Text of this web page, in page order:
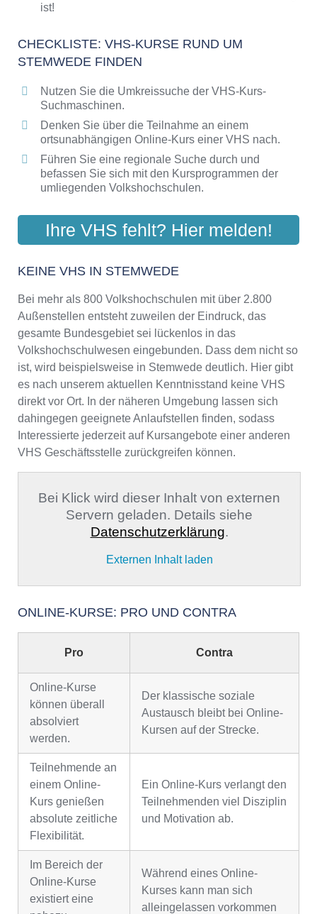
ist!
CHECKLISTE: VHS-KURSE RUND UM
STEMWEDE FINDEN
Nutzen Sie die Umkreissuche der VHS-Kurs-
Suchmaschinen.
Denken Sie über die Teilnahme an einem
ortsunabhängigen Online-Kurs einer VHS nach.
Führen Sie eine regionale Suche durch und
befassen Sie sich mit den Kursprogrammen der
umliegenden Volkshochschulen.
Ihre VHS fehlt? Hier melden!
KEINE VHS IN STEMWEDE
Bei mehr als 800 Volkshochschulen mit über 2.800
Außenstellen entsteht zuweilen der Eindruck, das
gesamte Bundesgebiet sei lückenlos in das
Volkshochschulwesen eingebunden. Dass dem nicht so
ist, wird beispielsweise in Stemwede deutlich. Hier gibt
es nach unserem aktuellen Kenntnisstand keine VHS
direkt vor Ort. In der näheren Umgebung lassen sich
dahingegen geeignete Anlaufstellen finden, sodass
Interessierte jederzeit auf Kursangebote einer anderen
VHS Geschäftsstelle zurückgreifen können.
Bei Klick wird dieser Inhalt von externen
Servern geladen. Details siehe
Datenschutzerklärung.
Externen Inhalt laden
ONLINE-KURSE: PRO UND CONTRA
Pro Contra
Online-Kurse
können überall
absolviert
werden.
Der klassische soziale
Austausch bleibt bei Online-
Kursen auf der Strecke.
Teilnehmende an
einem Online-
Kurs genießen
absolute zeitliche
Flexibilität.
Ein Online-Kurs verlangt den
Teilnehmenden viel Disziplin
und Motivation ab.
Im Bereich der
Online-Kurse
existiert eine
Während eines Online-
Kurses kann man sich
alleingelassen vorkommen